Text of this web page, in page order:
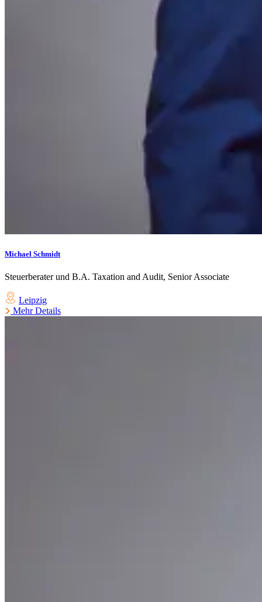
Michael Schmidt
Steuerberater und B.A. Taxation and Audit, Senior Associate
Leipzig
Mehr Details